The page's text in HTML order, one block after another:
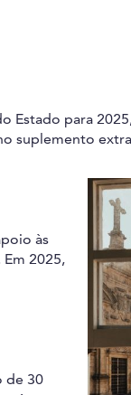
Estado para
suplemento
às
2025,
de 30